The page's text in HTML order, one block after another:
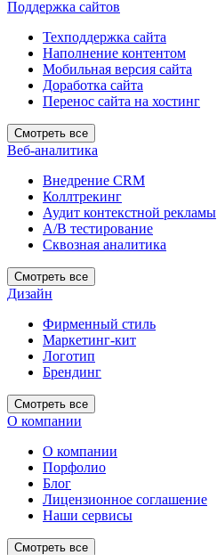
Поддержка сайтов
Техподдержка сайта
Наполнение контентом
Мобильная версия сайта
Доработка сайта
Перенос сайта на хостинг
Смотреть все
Веб-аналитика
Внедрение CRM
Коллтрекинг
Аудит контекстной рекламы
А/В тестирование
Сквозная аналитика
Смотреть все
Дизайн
Фирменный стиль
Маркетинг-кит
Логотип
Брендинг
Смотреть все
О компании
О компании
Порфолио
Блог
Лицензионное соглашение
Наши сервисы
Смотреть все